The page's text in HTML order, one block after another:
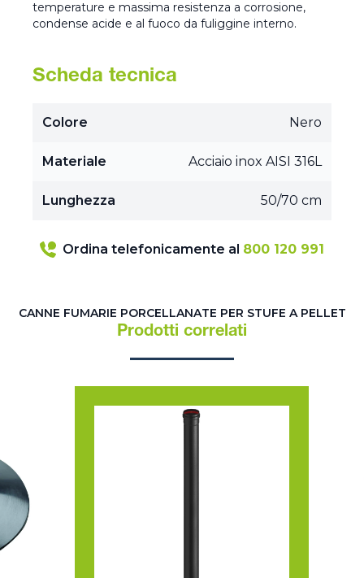
temperature e massima resistenza a corrosione,
condense acide e al fuoco da fuliggine interno.
Scheda tecnica
Colore Nero
Materiale Acciaio inox AISI 316L
Lunghezza 50/70 cm
Ordina telefonicamente al 800 120 991
CANNE FUMARIE PORCELLANATE PER STUFE A PELLET
Prodotti correlati